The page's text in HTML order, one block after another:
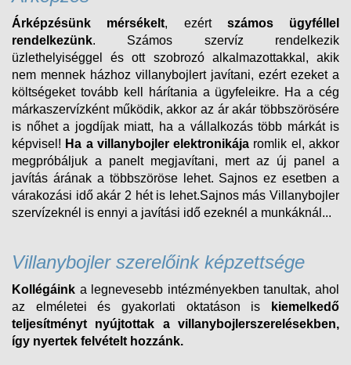
Árképzésünk mérsékelt, ezért számos ügyféllel
rendelkezünk. Számos szervíz rendelkezik
üzlethelyiséggel és ott szobrozó alkalmazottakkal, akik
nem mennek házhoz villanybojlert javítani, ezért ezeket a
költségeket tovább kell hárítania a ügyfeleikre. Ha a cég
márkaszervízként működik, akkor az ár akár többszörösére
is nőhet a jogdíjak miatt, ha a vállalkozás több márkát is
képvisel! Ha a villanybojler elektronikája romlik el, akkor
megpróbáljuk a panelt megjavítani, mert az új panel a
javítás árának a többszöröse lehet. Sajnos ez esetben a
várakozási idő akár 2 hét is lehet.Sajnos más Villanybojler
szervízeknél is ennyi a javítási idő ezeknél a munkáknál...
Villanybojler szerelőink képzettsége
Kollégáink a legnevesebb intézményekben tanultak, ahol
az elméletei és gyakorlati oktatáson is kiemelkedő
teljesítményt nyújtottak a villanybojlerszerelésekben,
így nyertek felvételt hozzánk.